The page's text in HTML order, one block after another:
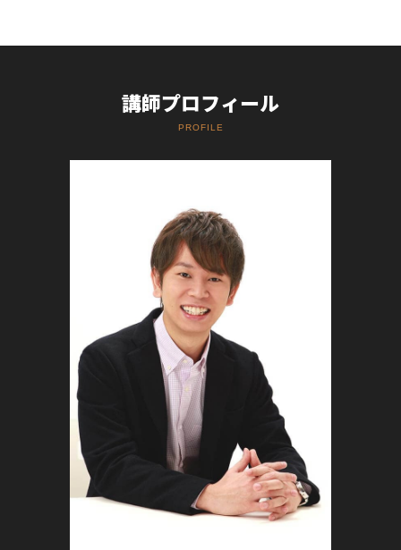
講師プロフィール
PROFILE